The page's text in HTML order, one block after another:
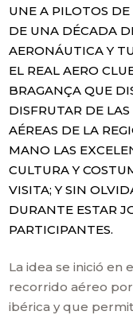
UNE A PILOTOS
DE UNA DÉCADA
AERONÁUTICA Y
EL REAL AERO
BRAGANÇA QUE
DISFRUTAR DE LAS
AÉREAS DE LA
MANO LAS
CULTURA Y
VISITA; Y SIN
DURANTE ESTAR
PARTICIPANTES.
La idea se inició en
recorrido aéreo
ibérica y que